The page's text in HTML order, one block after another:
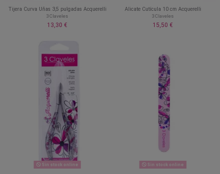
Tijera Curva Uñas 3,5 pulgadas Acquerelli
3 Claveles
13,30 €
Alicate Cutícula 10 cm Acquerelli
3 Claveles
15,50 €
Sin stock online Sin stock online